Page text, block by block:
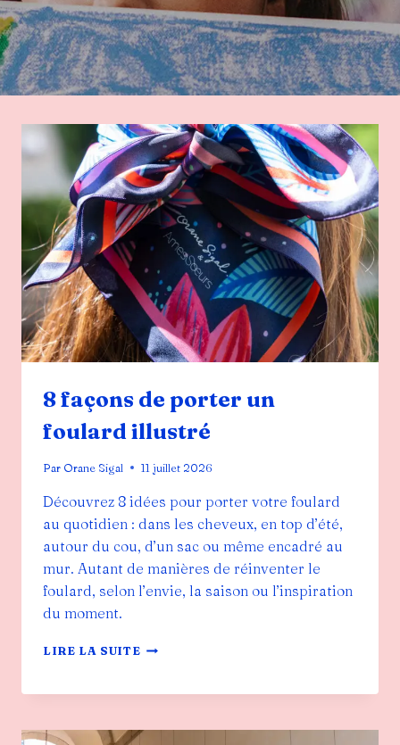
8 façons de porter un
foulard illustré
Par Orane Sigal 11 juillet 2026
Découvrez 8 idées pour porter votre foulard
au quotidien : dans les cheveux, en top d’été,
autour du cou, d’un sac ou même encadré au
mur. Autant de manières de réinventer le
foulard, selon l’envie, la saison ou l’inspiration
du moment.
LIRE LA SUITE8
FOULARD